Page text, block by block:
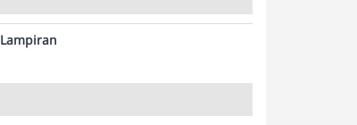
Lampiran